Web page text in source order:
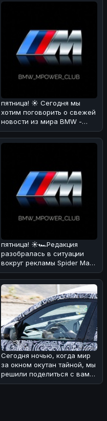
пятница! ☀️ Сегодня мы
хотим поговорить о свежей
новости из мира BMW -
люксовом SUV X7 Individual
в
пятница! ☀️🏎Редакция
разобралась в ситуации
вокруг рекламы Spider Man
через BMW iDrive.
Оказывается
Сегодня ночью, когда мир
за окном окутан тайной, мы
решили поделиться с вами
интересной новостью из